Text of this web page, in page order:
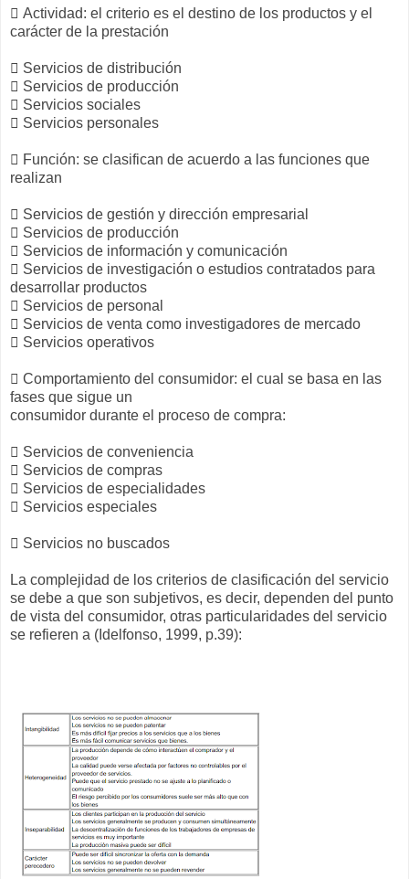
 Actividad: el criterio es el destino de los productos y el
carácter de la prestación
 Servicios de distribución
 Servicios de producción
 Servicios sociales
 Servicios personales
 Función: se clasifican de acuerdo a las funciones que
realizan
 Servicios de gestión y dirección empresarial
 Servicios de producción
 Servicios de información y comunicación
 Servicios de investigación o estudios contratados para
desarrollar productos
 Servicios de personal
 Servicios de venta como investigadores de mercado
 Servicios operativos
 Comportamiento del consumidor: el cual se basa en las
fases que sigue un
consumidor durante el proceso de compra:
 Servicios de conveniencia
 Servicios de compras
 Servicios de especialidades
 Servicios especiales
 Servicios no buscados
La complejidad de los criterios de clasificación del servicio
se debe a que son subjetivos, es decir, dependen del punto
de vista del consumidor, otras particularidades del servicio
se refieren a (Idelfonso, 1999, p.39):